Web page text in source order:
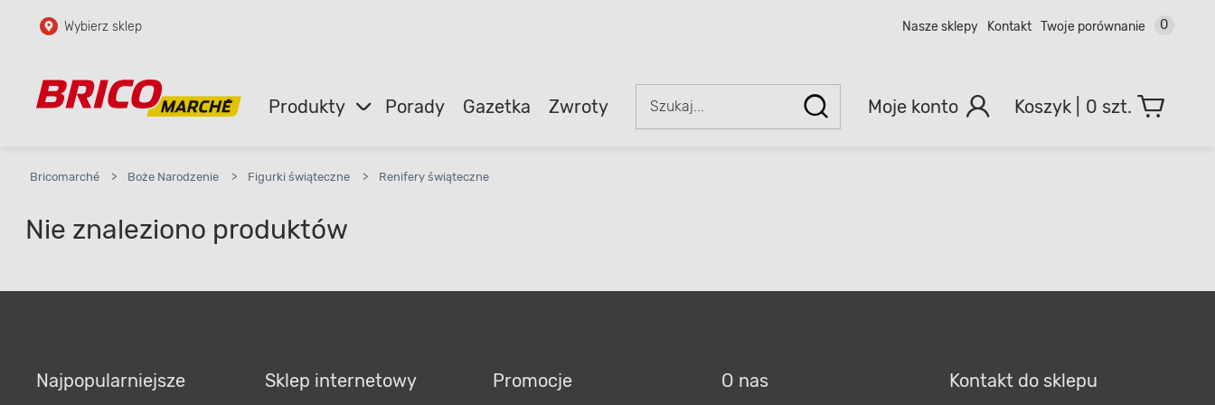
Przejdź do głównej zawartości
Przejdź do wyszukiwarki
Wybierz sklep Nasze sklepy Kontakt Twoje porównanie 0
Produkty Porady Gazetka Zwroty Moje konto 0 szt.
Bricomarché > Boże Narodzenie > Figurki świąteczne > Renifery świąteczne
Nie znaleziono produktów
Najpopularniejsze Sklep internetowy Promocje O nas Kontakt do sklepu